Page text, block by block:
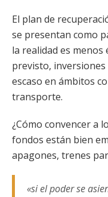
El plan de
se presentan como
la realidad es menos
previsto,
escaso en ámbitos
transporte.
¿Cómo convencer a
fondos están bien
apagones, trenes
«si el poder se